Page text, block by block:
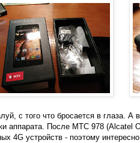
с того что бросается в глаза. А
аппарата. После МТС 978
4G устройств - поэтому